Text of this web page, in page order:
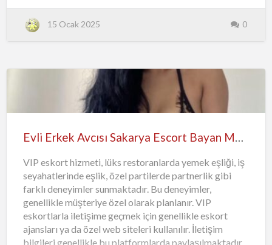
genellikle karşınızdaki kişiye güvensizlik ve rahatsızlık
hissi verir. Karşınızdaki kişinin sizi anlamasını ve size
anlayışı engeller. Bu nedenle, iletişimde samimiyetin ve
dürüstlüğün önemini hatırlamak ve karşılıklı saygı
çerçevesinde iletişim kurmak …
15 Ocak 2025 0
Evli Erkek Avcısı Sakarya Escort Bayan Mualla
VIP eskort hizmeti, lüks restoranlarda yemek eşliği, iş
seyahatlerinde eşlik, özel partilerde partnerlik gibi
farklı deneyimler sunmaktadır. Bu deneyimler,
genellikle müşteriye özel olarak planlanır. VIP
eskortlarla iletişime geçmek için genellikle eskort
ajansları ya da özel web siteleri kullanılır. İletişim
bilgileri genellikle bu platformlarda paylaşılmaktadır.